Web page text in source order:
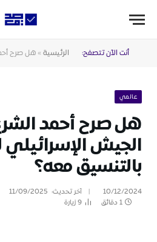
أنت الآن تتصفح: الرئيسية » هل صرح أحمد الشرع
عالمي
هل صرح أحمد
الجيش الإسرائيلي
بالتنسيق معه؟
10/12/2024 آخر تحديث: 11/09/2025
1 دقائق
9زيارة